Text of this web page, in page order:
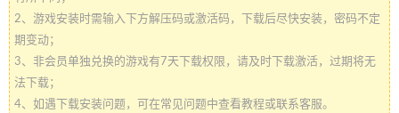
2、游戏安装时需输入下方解压码或激活码，下载后尽快安装，密码不定
期变动；
3、非会员单独兑换的游戏有7天下载权限，请及时下载激活，过期将无
法下载；
4、如遇下载安装问题，可在常见问题中查看教程或联系客服。